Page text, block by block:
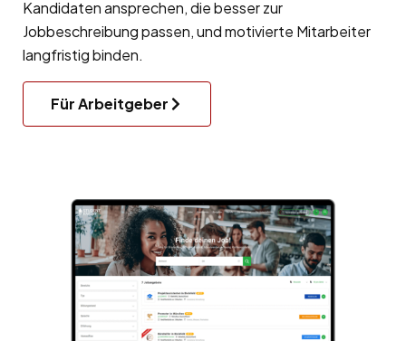
Kandidaten ansprechen, die besser zur
Jobbeschreibung passen, und motivierte Mitarbeiter
langfristig binden.
Für Arbeitgeber